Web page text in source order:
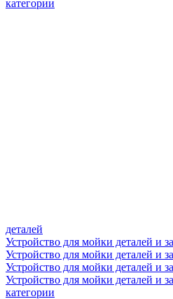
категории
деталей
Устройство для мойки деталей и
Устройство для мойки деталей и
Устройство для мойки деталей и
Устройство для мойки деталей и
категории